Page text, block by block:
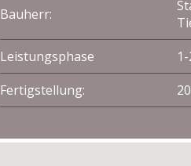
Bauherr:
Leistungsphase
Fertigstellung: